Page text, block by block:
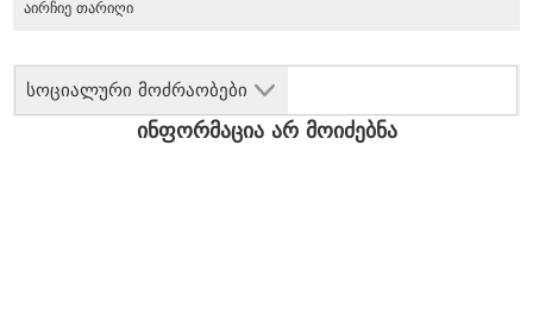
სოციალური მოძრაობები
ინფორმაცია არ მოიძებნა